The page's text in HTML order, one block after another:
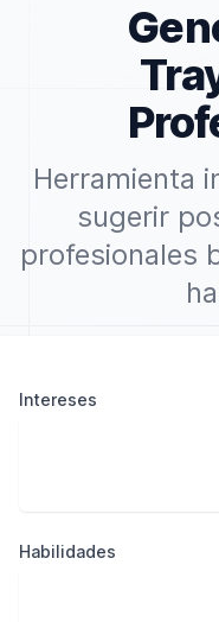
Herramienta
sugerir
profesionales
Intereses
Habilidades